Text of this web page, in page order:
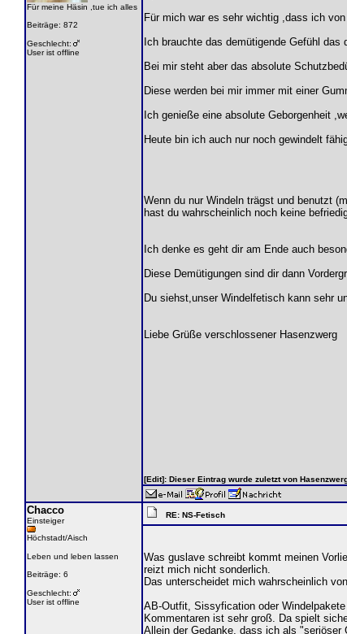
Für meine Häsin ,tue ich alles
Beiträge: 872
Geschlecht:
User ist offline
Für mich war es sehr wichtig ,dass ich
Ich brauchte das demütigende Gefühl
Bei mir steht aber das absolute
Diese werden bei mir immer mit einer
Ich genieße eine absolute Geborgenheit
Heute bin ich auch nur noch gewindelt
Wenn du nur Windeln trägst und benutzt
hast du wahrscheinlich noch keine
Ich denke es geht dir am Ende auch
Diese Demütigungen sind dir dann
Du siehst,unser Windelfetisch kann sehr
Liebe Grüße verschlossener Hasenzwerg
[Edit]: Dieser Eintrag wurde zuletzt von
Chacco
Einsteiger
Höchstadt/Aisch
Leben und leben lassen
Beiträge: 6
Geschlecht:
User ist offline
RE: NS-Fetisch
Was guslave schreibt kommt meinen
reizt mich nicht sonderlich.
Das unterscheidet mich wahrscheinlich
AB-Outfit, Sissyfication oder
Kommentaren ist sehr groß. Da spielt
Allein der Gedanke, dass ich als